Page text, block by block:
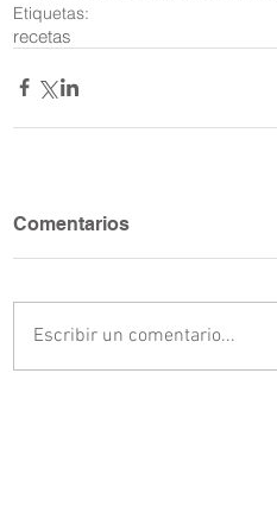
Etiquetas:
recetas
Comentarios
Escribir un comentario...